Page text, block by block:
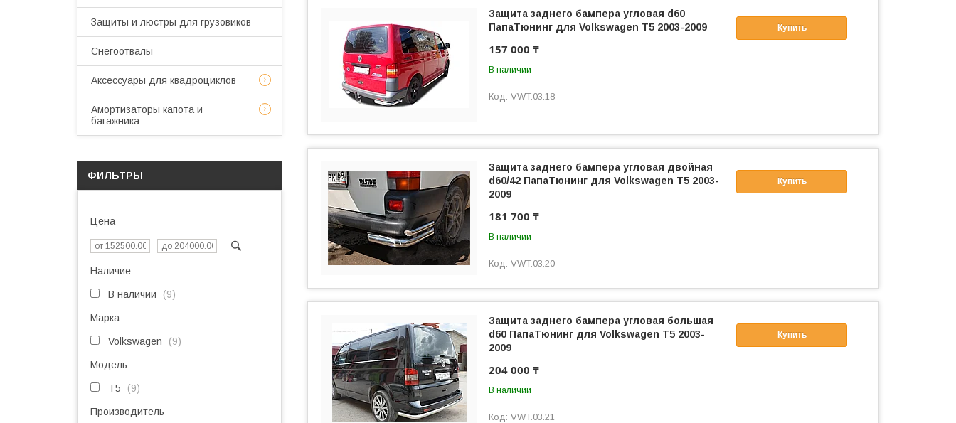
Купить
Защита заднего бампера угловая d60
ПапаТюнинг для Volkswagen T5 2003-2009
157 000 ₸
В наличии
VWT.03.18
Купить
Защита заднего бампера угловая двойная
d60/42 ПапаТюнинг для Volkswagen T5 2003-
2009
181 700 ₸
В наличии
VWT.03.20
Купить
Защита заднего бампера угловая большая
d60 ПапаТюнинг для Volkswagen T5 2003-
2009
204 000 ₸
В наличии
VWT.03.21
Защиты и люстры для грузовиков
Снегоотвалы
Аксессуары для квадроциклов
Амортизаторы капота и
багажника
ФИЛЬТРЫ
Цена
Наличие
В наличии 9
Марка
Volkswagen 9
Модель
T5 9
Производитель